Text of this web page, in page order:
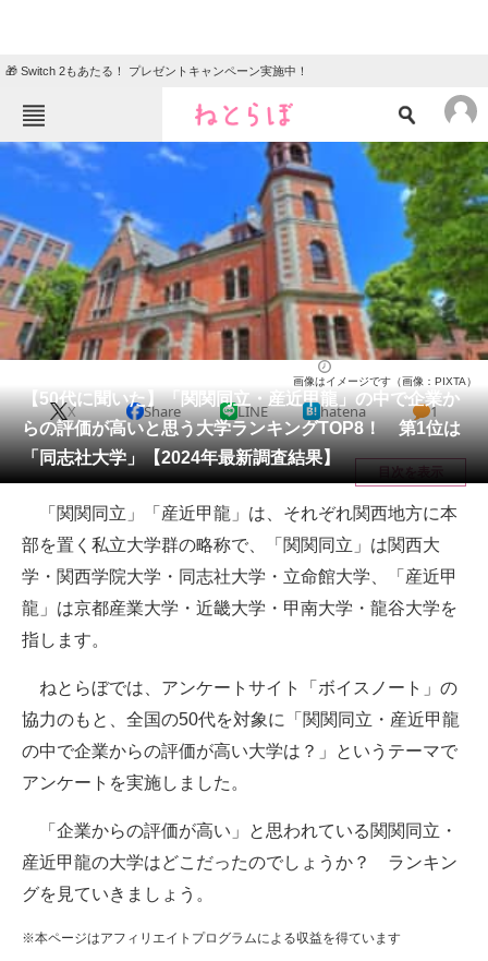
🎁 Switch 2もあたる！ プレゼントキャンペーン実施中！
ねとらぼメニュー
ニュース
エンタメ クイズ
グルメ 地域
住まい 教育・育児
動物 リサーチ
会員記事
メディア
注目記事を集めた総合ページ
ITの今と未来を見通す
スマホと通信の最新トレンド
ビジネスと働き方のヒント
経営リーダーのコミュニティ
【50代に聞いた】「関関同立・産近甲龍」の中で企業か
らの評価が高いと思う大学ランキングTOP8！ 第1位は
「同志社大学」【2024年最新調査結果】
画像はイメージです（画像：PIXTA）
X Share LINE hatena 1
目次を表示
「関関同立」「産近甲龍」は、それぞれ関西地方に本
部を置く私立大学群の略称で、「関関同立」は関西大
学・関西学院大学・同志社大学・立命館大学、「産近甲
龍」は京都産業大学・近畿大学・甲南大学・龍谷大学を
指します。
ねとらぼでは、アンケートサイト「ボイスノート」の
協力のもと、全国の50代を対象に「関関同立・産近甲龍
の中で企業からの評価が高い大学は？」というテーマで
アンケートを実施しました。
「企業からの評価が高い」と思われている関関同立・
産近甲龍の大学はどこだったのでしょうか？ ランキン
グを見ていきましょう。
※本ページはアフィリエイトプログラムによる収益を得ています